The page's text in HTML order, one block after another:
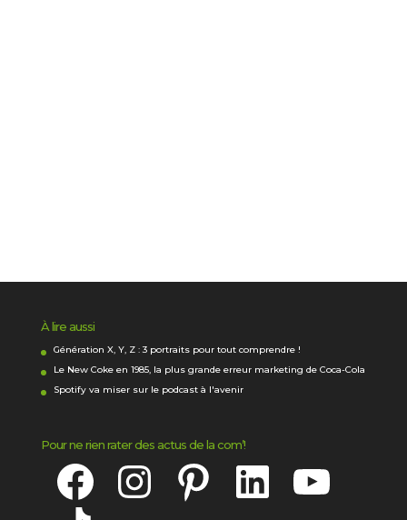
À lire aussi
Génération X, Y, Z : 3 portraits pour tout comprendre !
Le New Coke en 1985, la plus grande erreur marketing de Coca-Cola
Spotify va miser sur le podcast à l'avenir
Pour ne rien rater des actus de la com’!
Facebook Instagram Pinterest LinkedIn
TikTok